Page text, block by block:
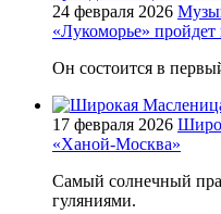
24 февраля 2026
«Лукоморье»
Он состоится в
17 февраля 2026
«Ханой-Москва»
Самый солнечный
гуляниями.